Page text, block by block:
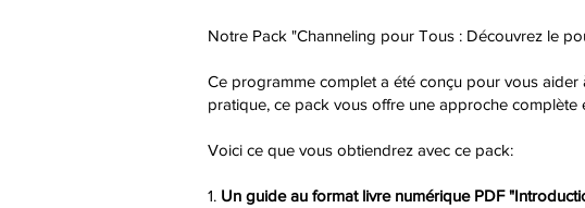
Notre Pack "Channeling pour Tous : Découvrez le
Ce programme complet a été conçu pour vous
pratique, ce pack vous offre une approche
Voici ce que vous obtiendrez avec ce pack:
1. Un guide au format livre numérique PDF